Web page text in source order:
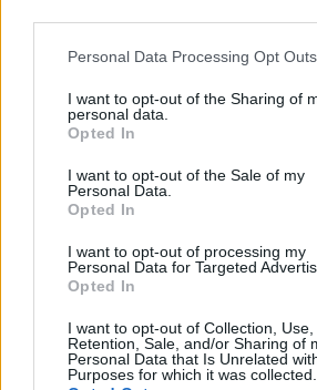
Please note that this website/app uses
not limited to your visit or usage
grant or deny consent to Google and its
use your data for below specified
consent section.
Personal Data Processing Opt Outs
I want to opt-out of the Sharing of
personal data.
Opted In
I want to opt-out of the Sale of my
Personal Data.
Opted In
I want to opt-out of processing my
Personal Data for Targeted
Opted In
I want to opt-out of Collection, Use,
Retention, Sale, and/or Sharing of
Personal Data that Is Unrelated
Purposes for which it was collected.
OmniCommerce
12:00 - 12:45
Opening - Welcome remarks